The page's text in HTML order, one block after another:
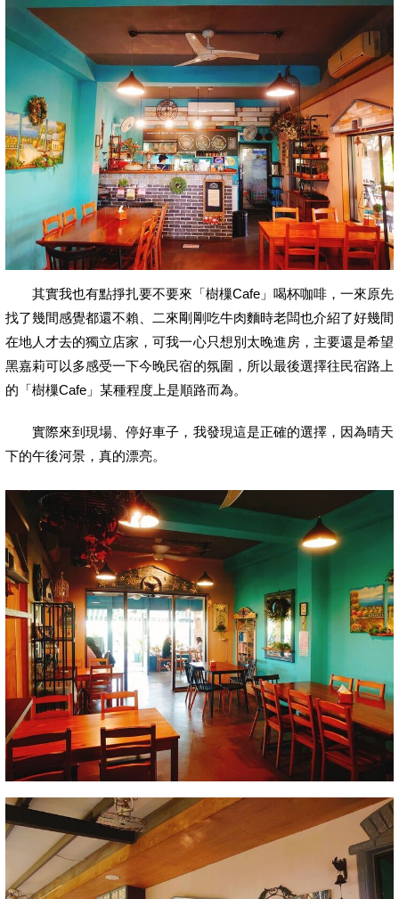
其實我也有點掙扎要不要來「樹樔Cafe」喝杯咖啡，一來原先
找了幾間感覺都還不賴、二來剛剛吃牛肉麵時老闆也介紹了好幾間
在地人才去的獨立店家，可我一心只想別太晚進房，主要還是希望
黑嘉莉可以多感受一下今晚民宿的氛圍，所以最後選擇往民宿路上
的「樹樔Cafe」某種程度上是順路而為。
實際來到現場、停好車子，我發現這是正確的選擇，因為晴天
下的午後河景，真的漂亮。